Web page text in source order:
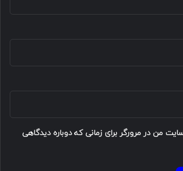
من در مرورگر برای زمانی که دوباره دیدگاهی